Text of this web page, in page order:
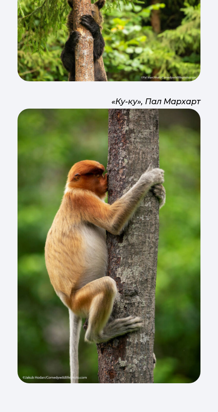
«Ку-ку», Пал Мархарт